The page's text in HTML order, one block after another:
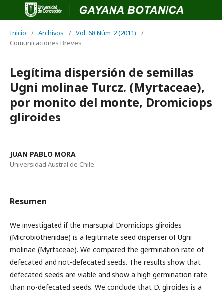
Inicio / Archivos / Vol. 68 Núm. 2 (2011)
/
Comunicaciones Breves
Legítima dispersión de semillas
Ugni molinae Turcz. (Myrtaceae),
por monito del monte, Dromiciops
gliroides
JUAN PABLO MORA
Universidad Austral de Chile
Resumen
We investigated if the marsupial Dromiciops gliroides
(Microbiotheriidae) is a legitimate seed disperser of Ugni
molinae (Myrtaceae). We compared the germination rate of
defecated and not-defecated seeds. The results show that
defecated seeds are viable and show a high germination rate
than no-defecated seeds. We conclude that D. gliroides is a